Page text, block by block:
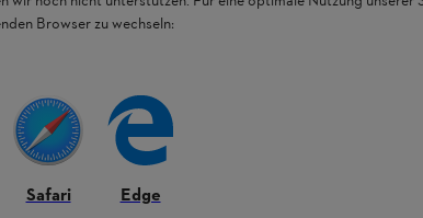
Browser zu wechseln:
Safari Edge